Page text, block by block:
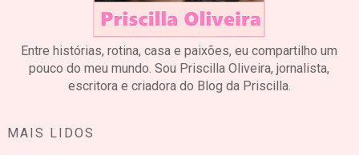
Entre histórias, rotina, casa e paixões, eu compartilho um
pouco do meu mundo. Sou Priscilla Oliveira, jornalista,
escritora e criadora do Blog da Priscilla.
MAIS LIDOS